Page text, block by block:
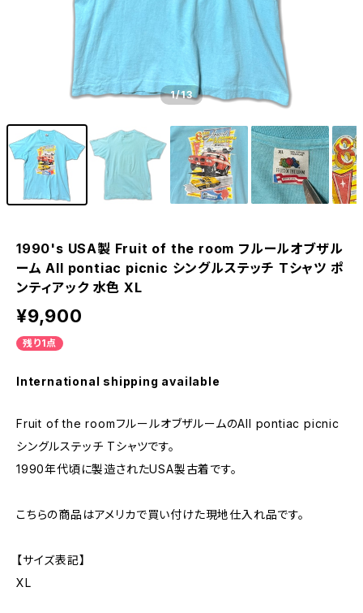
1/13
1990's USA製 Fruit of the room フルールオブザル
ーム All pontiac picnic シングルステッチ Tシャツ ポ
ンティアック 水色 XL
¥9,900
残り1点
International shipping available
Fruit of the roomフルールオブザルームのAll pontiac picnic
シングルステッチ Tシャツです。
1990年代頃に製造されたUSA製古着です。
こちらの商品はアメリカで買い付けた現地仕入れ品です。
【サイズ表記】
XL